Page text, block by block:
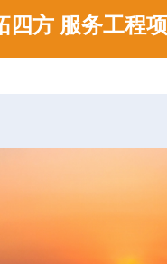
四方 服务工程